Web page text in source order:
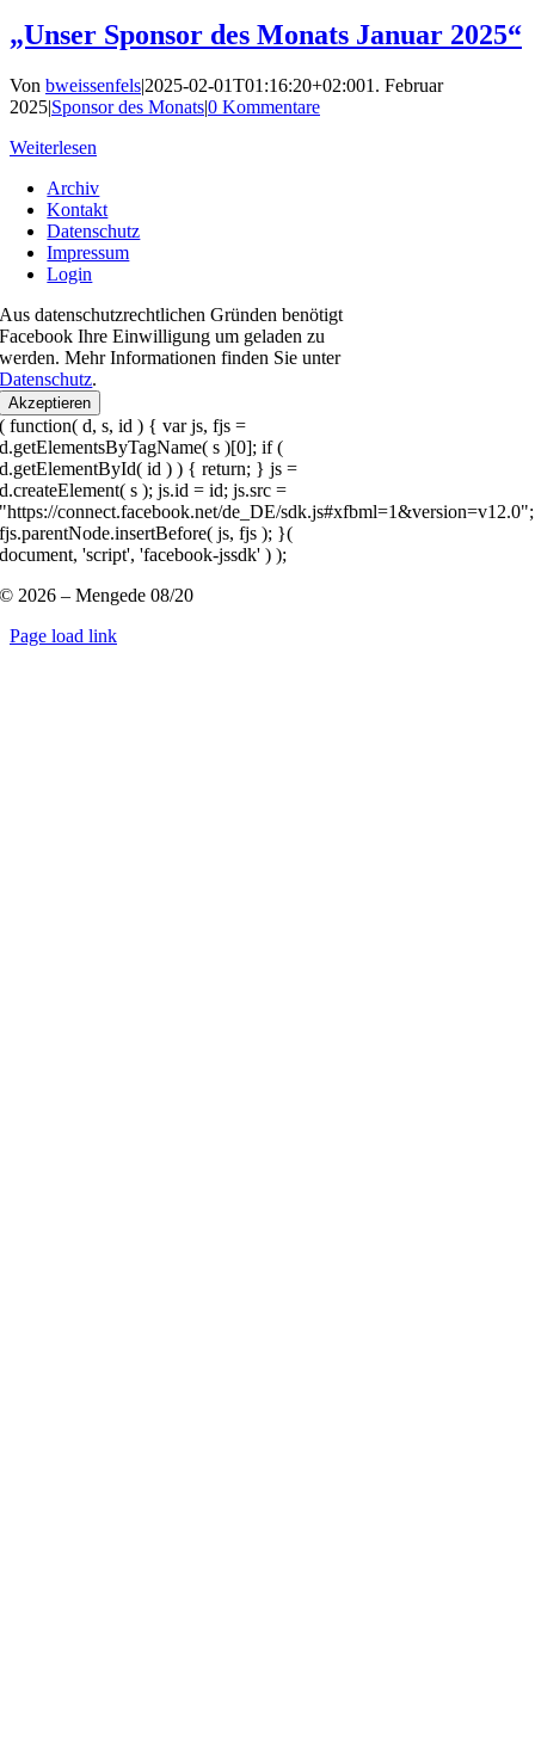
„Unser Sponsor des Monats Januar 2025“
Von bweissenfels|2025-02-01T01:16:20+02:001. Februar
2025|Sponsor des Monats|0 Kommentare
Weiterlesen
Archiv
Kontakt
Datenschutz
Impressum
Login
Aus datenschutzrechtlichen Gründen benötigt
Facebook Ihre Einwilligung um geladen zu
werden. Mehr Informationen finden Sie unter
Datenschutz.
Akzeptieren
( function( d, s, id ) { var js, fjs =
d.getElementsByTagName( s )[0]; if (
d.getElementById( id ) ) { return; } js =
d.createElement( s ); js.id = id; js.src =
"https://connect.facebook.net/de_DE/sdk.js#xfbml=1&version=v12.0";
fjs.parentNode.insertBefore( js, fjs ); }(
document, 'script', 'facebook-jssdk' ) );
© 2026 – Mengede 08/20
Page load link